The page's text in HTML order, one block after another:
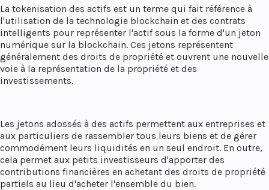
La tokenisation des actifs est un terme qui fait référence à
l'utilisation de la technologie blockchain et des contrats
intelligents pour représenter l'actif sous la forme d'un jeton
numérique sur la blockchain. Ces jetons représentent
généralement des droits de propriété et ouvrent une nouvelle
voie à la représentation de la propriété et des
investissements.
Les jetons adossés à des actifs permettent aux entreprises et
aux particuliers de rassembler tous leurs biens et de gérer
commodément leurs liquidités en un seul endroit. En outre,
cela permet aux petits investisseurs d'apporter des
contributions financières en achetant des droits de propriété
partiels au lieu d'acheter l'ensemble du bien.